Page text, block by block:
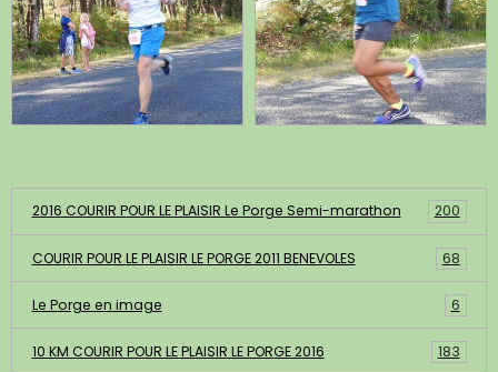
2016 COURIR POUR LE PLAISIR Le Porge Semi-marathon 200
COURIR POUR LE PLAISIR LE PORGE 2011 BENEVOLES 68
Le Porge en image 6
10 KM COURIR POUR LE PLAISIR LE PORGE 2016 183